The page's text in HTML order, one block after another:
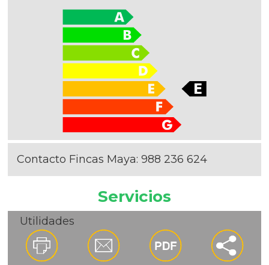
Contacto Fincas Maya:988 236 624
Servicios
Utilidades